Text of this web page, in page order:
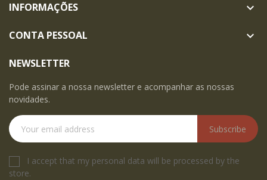
INFORMAÇÕES 
CONTA PESSOAL 
NEWSLETTER
Pode assinar a nossa newsletter e acompanhar as nossas
novidades.
Subscribe
I accept that my personal data will be processed by the
store.